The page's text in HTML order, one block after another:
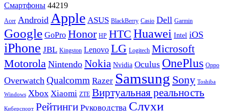
Смартфоны 44219
Acer Android Apple ASUS BlackBerry Casio Dell Garmin
Google GoPro Honor HP HTC Huawei Intel iOS
iPhone JBL Kingston Lenovo LG Logitech Microsoft
Motorola Nintendo Nokia Nvidia Oculus OnePlus Oppo
Overwatch Qualcomm Razer Samsung Sony Toshiba
Windows Xbox Xiaomi ZTE Виртуальная реальность
Киберспорт Рейтинги Руководства Слухи